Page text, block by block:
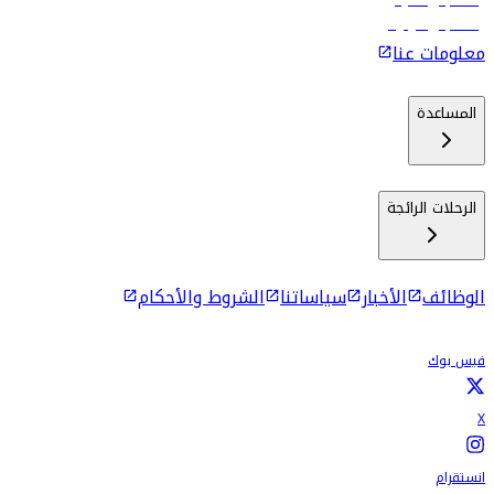
رحلات إلى كولومبو
معلومات عنا
المساعدة
الرحلات الرائجة
الوظائف الأخبار سياساتنا الشروط والأحكام
فيس بوك
X
انستقرام